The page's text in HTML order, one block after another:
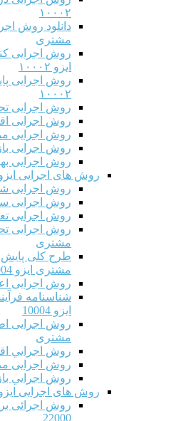
۱۰۰۰۲
دانلود روش
مشتری
روش اجرایی
ایزو ۱۰۰۰۲
روش اجرایی
۱۰۰۰۲
روش اجرایی تحلیل
روش اجرایی
روش اجرایی
روش اجرایی
روش اجرایی
روش های اجرایی ایزو
روش اجرایی
روش اجرایی
روش اجرایی
روش اجرایی
مشتری
طرح کلی پایش
مشتری ایزو 10004
روش اجرایی
شناسنامه
ایزو 10004
روش اجرایی
مشتری
روش اجرايي
روش اجرایی
روش اجرايي
روش های اجرایی ایزو
روش اجرائی
22000